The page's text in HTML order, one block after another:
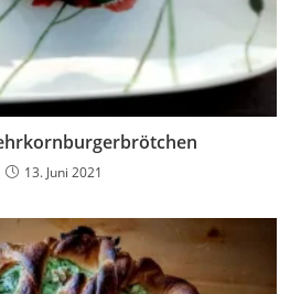
13. Juni 2021